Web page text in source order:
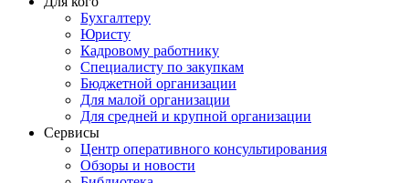
Бухгалтеру
Юристу
Кадровому работнику
Специалисту по закупкам
Бюджетной организации
Для малой организации
Для средней и крупной организации
Сервисы
Центр оперативного консультирования
Обзоры и новости